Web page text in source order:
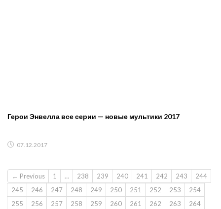
Герои Энвелла все серии — новые мультики 2017
07.12.2017
← Previous 1 … 238 239 240 241 242 243
244
245
246 247 248 249 250 251 252 253
254
255
256 257 258 259 260 261 262 263
264